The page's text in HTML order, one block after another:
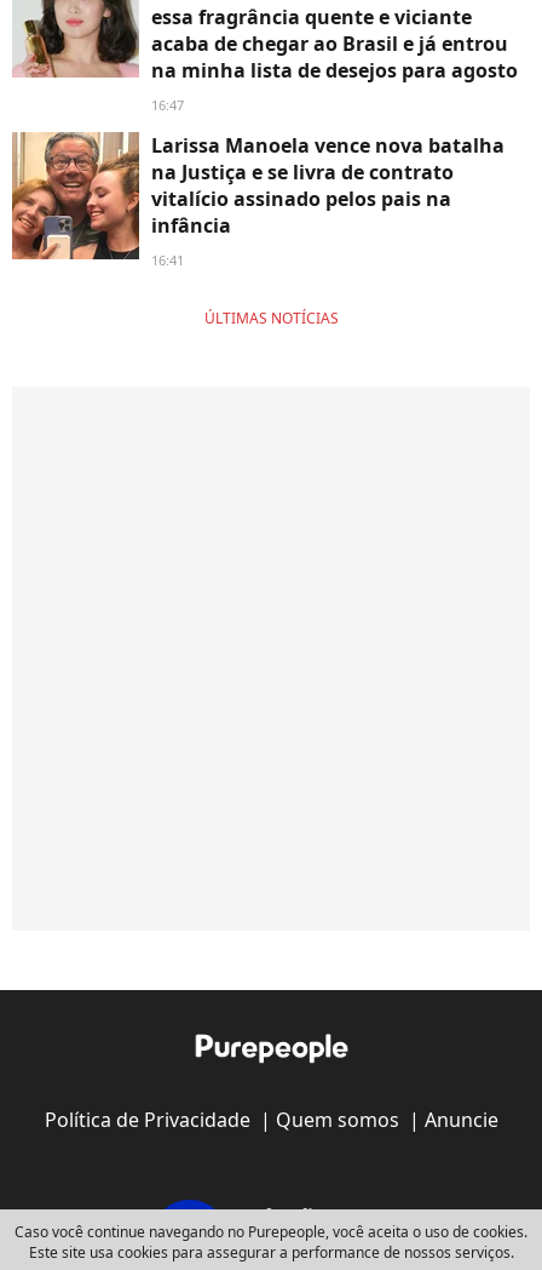
essa fragrância quente e viciante
acaba de chegar ao Brasil e já entrou
na minha lista de desejos para agosto
16:47
Larissa Manoela vence nova batalha
na Justiça e se livra de contrato
vitalício assinado pelos pais na
infância
16:41
ÚLTIMAS NOTÍCIAS
Política de Privacidade| Quem somos | Anuncie
Caso você continue navegando no Purepeople, você aceita o uso de cookies.
Este site usa cookies para assegurar a performance de nossos serviços.